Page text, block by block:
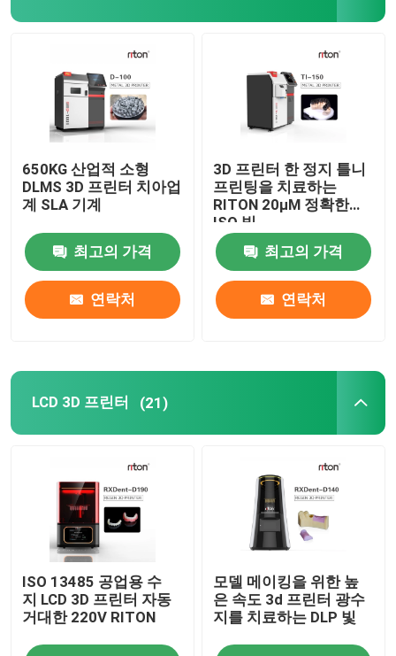
치아 금속 3D 프린터
SLM 3D 프린터
DLMS 3D 프린터
LCD 3D 프린터
감광성 수지
3D 프린터 금속 분말
보석 3D 프린터
dlp 3d 프린터
SLA 3D 수지 프린터
레이저 소결기
650KG 산업적 소형
DLMS 3D 프린터 치아업
계 SLA 기계
최고의 가격
연락처
3D 프린터 한 정지 틀니
프린팅을 치료하는
RITON 20μM 정확한
ISO 빛
최고의 가격
연락처
LCD 3D 프린터 (21)
ISO 13485 공업용 수
지 LCD 3D 프린터 자동
거대한 220V RITON
모델 메이킹을 위한 높
은 속도 3d 프린터 광수
지를 치료하는 DLP 빛